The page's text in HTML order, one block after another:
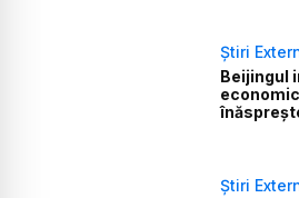
Știri
Beijingul
Știri